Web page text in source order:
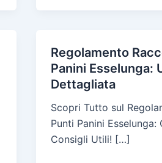
Regolamento
Panini Esselunga:
Dettagliata
Scopri Tutto sul
Punti Panini
Consigli Utili! […]